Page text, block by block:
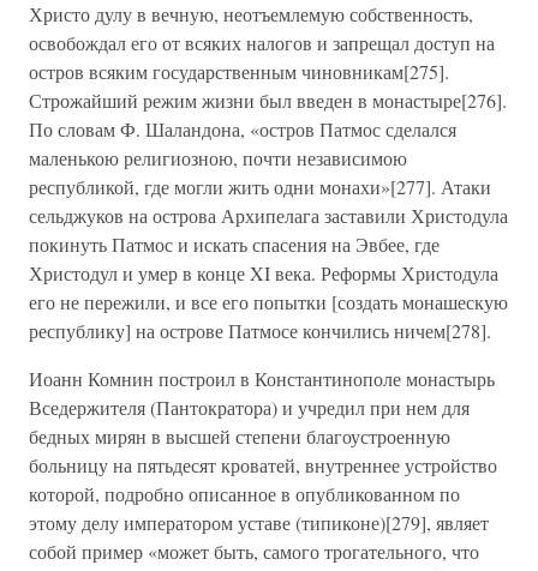
Христо дулу в вечную, неотъемлемую собственность,
освобождал его от всяких налогов и запрещал доступ на
остров всяким государственным чиновникам[275].
Строжайший режим жизни был введен в монастыре[276].
По словам Ф. Шаландона, «остров Патмос сделался
маленькою религиозною, почти независимою
республикой, где могли жить одни монахи»[277]. Атаки
сельджуков на острова Архипелага заставили Христодула
покинуть Патмос и искать спасения на Эвбее, где
Христодул и умер в конце XI века. Реформы Христодула
его не пережили, и все его попытки [создать монашескую
республику] на острове Патмосе кончились ничем[278].
Иоанн Комнин построил в Константинополе монастырь
Вседержителя (Пантократора) и учредил при нем для
бедных мирян в высшей степени благоустроенную
больницу на пятьдесят кроватей, внутреннее устройство
которой, подробно описанное в опубликованном по
этому делу императором уставе (типиконе)[279], являет
собой пример «может быть, самого трогательного, что